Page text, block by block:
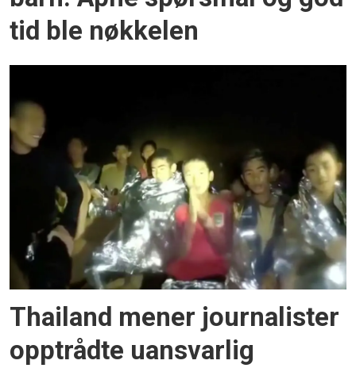
tid ble nøkkelen
Thailand mener journalister
opptrådte uansvarlig